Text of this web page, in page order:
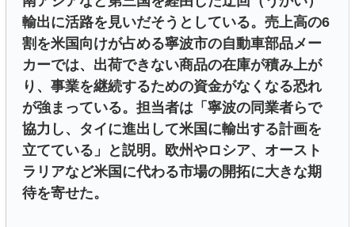
輸出に活路を見いだそうとしている。売上高の6
割を米国向けが占める寧波市の自動車部品メー
カーでは、出荷できない商品の在庫が積み上が
り、事業を継続するための資金がなくなる恐れ
が強まっている。担当者は「寧波の同業者らで
協力し、タイに進出して米国に輸出する計画を
立てている」と説明。欧州やロシア、オースト
ラリアなど米国に代わる市場の開拓に大きな期
待を寄せた。